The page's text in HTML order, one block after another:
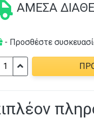
ΆΜΕΣΑ
- Προσθέστε